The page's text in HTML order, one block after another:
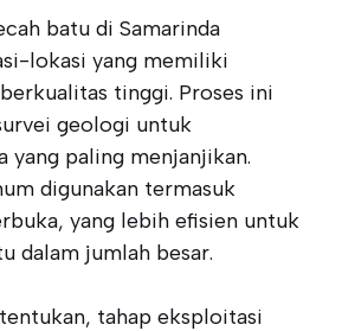
batu di Samarinda
lokasi yang memiliki
tinggi. Proses ini
geologi untuk
yang paling menjanjikan.
digunakan termasuk
yang lebih efisien untuk
dalam jumlah besar.
tahap eksploitasi